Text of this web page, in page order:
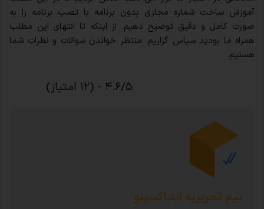
آموزش ساخت شماره مجازی بدون برنامه با تصب برنامه را به
صورت کامل و دقیق توضیح دهیم. از اینکه تا انتهای این مطلب
همراه ما بودید سپاس گزاریم. منتظر خواندن سوالات و نظرات شما
هستیم.
۴.۶/۵ - (۱۲ امتیاز)
تیم تحریریه اینباکسینو